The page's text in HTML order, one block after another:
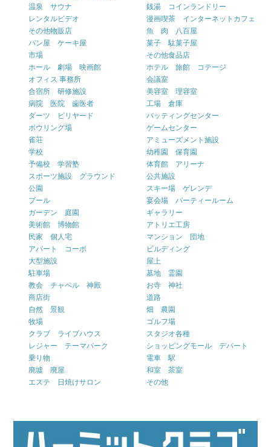
温泉 サウナ
銭湯 コインランドリー
レンタルビデオ
漫画喫茶 インターネットカフェ
その他物販店
魚 肉 八百屋
パン屋 ケーキ屋
菓子 駄菓子屋
市場
その他食品店
ホール 劇場 映画館
ホテル 旅館 コテージ
オフィス 事務所
会議室
合宿所 研修施設
美容室 理容室
病院 医院 歯医者
工場 倉庫
ダーツ ビリヤード
バッティングセンター
ボウリング場
ゲームセンター
雀荘
アミューズメント施設
学校
幼稚園 保育園
予備校 学習塾
体育館 アリーナ
スポーツ施設 グラウンド
公共施設
公園
スキー場 ゲレンデ
プール
宴会場 パーティールーム
ガーデン 庭園
ギャラリー
美術館 博物館
アトリエ工房
民家 個人宅
マンション 団地
アパート コーポ
ビルディング
大型施設
屋上
駐車場
墓地 霊園
教会 チャペル 神殿
お寺 神社
商店街
道路
自然 景観
畑 農園
牧場
ゴルフ場
クラブ ライブハウス
スタジオ各種
レジャー テーマパーク
ショッピングモール デパート
乗り物
電車 駅
廃墟 廃屋
和室 茶室
エステ 日焼けサロン
その他